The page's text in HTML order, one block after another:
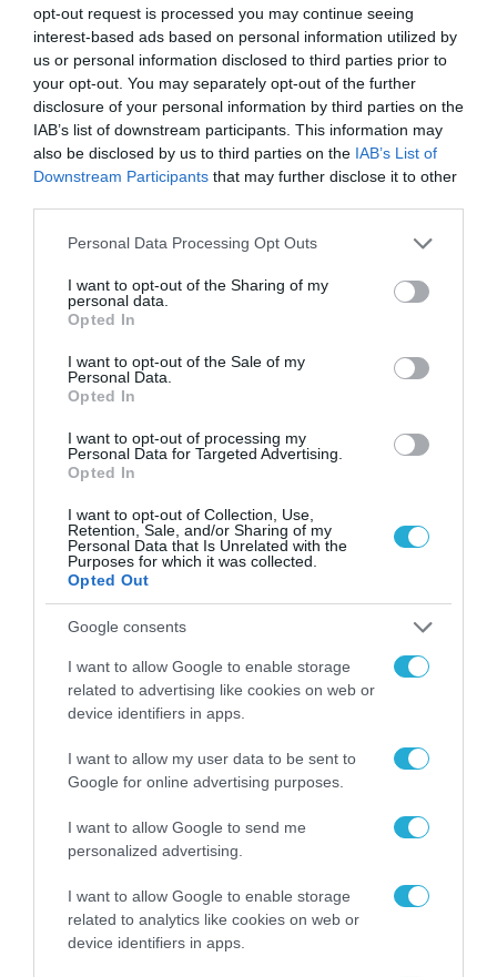
opt-out request is processed you may continue seeing
interest-based ads based on personal information utilized by
us or personal information disclosed to third parties prior to
your opt-out. You may separately opt-out of the further
disclosure of your personal information by third parties on the
IAB’s list of downstream participants. This information may
also be disclosed by us to third parties on the IAB’s List of
Downstream Participants that may further disclose it to other
Please note that this website/app uses one or more Google
not limited to your visit or usage behaviour. You may click to
grant or deny consent to Google and its third-party tags to
use your data for below specified purposes in below Google
consent section.
Personal Data Processing Opt Outs
I want to opt-out of the Sharing of my
personal data.
Opted In
I want to opt-out of the Sale of my
Personal Data.
Opted In
I want to opt-out of processing my
Personal Data for Targeted Advertising.
Opted In
I want to opt-out of Collection, Use,
Retention, Sale, and/or Sharing of my
Personal Data that Is Unrelated with the
Purposes for which it was collected.
Opted Out
Google consents
I want to allow Google to enable storage
related to advertising like cookies on web or
device identifiers in apps.
I want to allow my user data to be sent to
Google for online advertising purposes.
I want to allow Google to send me
personalized advertising.
I want to allow Google to enable storage
related to analytics like cookies on web or
device identifiers in apps.
ΡΟΗ ΕΙΔΗΣΕΩΝ
Το χρηματοδοτούμενο
από την ΕΕ έργο “The
ενισχύει την ασφάλεια
των παιδιών στο
διαδίκτυο
31.07.2026
για τα πρόστιμα σε
παραβάσεις που
αφορούν τους ΦΗΜ
31.07.2026
Σ. Καλαφάτης: «Η
δεν είναι απλώς μια
νέα τεχνολογία, είναι
μια νέα βιομηχανική
31.07.2026
Νέος οδηγός του ΕΚΤ
για τη χρηματοδότηση
των ελληνικών
επιχειρήσεων στον
χώρο της άμυνας
31.07.2026
βαλίτσα του φετινού
καλοκαιριού έχει την
υπογραφή της Xiaomi
31.07.2026